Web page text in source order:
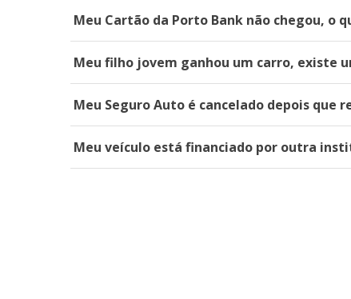
Meu Cartão da Porto Bank não chegou, o
Meu filho jovem ganhou um carro, existe
Meu Seguro Auto é cancelado depois que
Meu veículo está financiado por outra